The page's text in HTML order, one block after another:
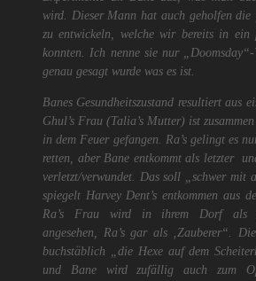
wird. Dieser Mann hat auch geholfen die
zu entwickeln, welche wir bereits in ein
konnten. Ich nenne sie nur
genau gesagt wurde was es ist.
Banes Gesundheitszustand resultiert aus
Ghul’s Frau (Talia’s Mutter) ist
in dem Feuer gefangen. Ra’s gelingt es
retten, aber Bane entkommt als letzter
verletzt/verwundet. Das soll „schwer mit
spiegelt Harvey Dent’s entkommen aus
Ra’s Frau wird in ihrem Dorf als
angesehen, Ra’s gar als ‚Zauberer“.
buchstäblich „die Hexe auf dem
und Bane wird zufällig auch zum